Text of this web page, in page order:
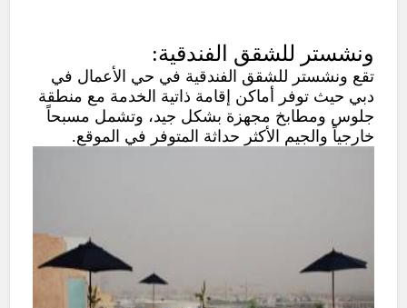
ونشستر للشقق الفندقية:
تقع ونشستر للشقق الفندقية في حي الأعمال في
دبي حيث توفر أماكن إقامة ذاتية الخدمة مع منطقة
جلوس ومطابخ مجهزة بشكل جيد، وتشمل مسبحاً
خارجياً والجيم الأكثر حداثة المتوفر في الموقع.